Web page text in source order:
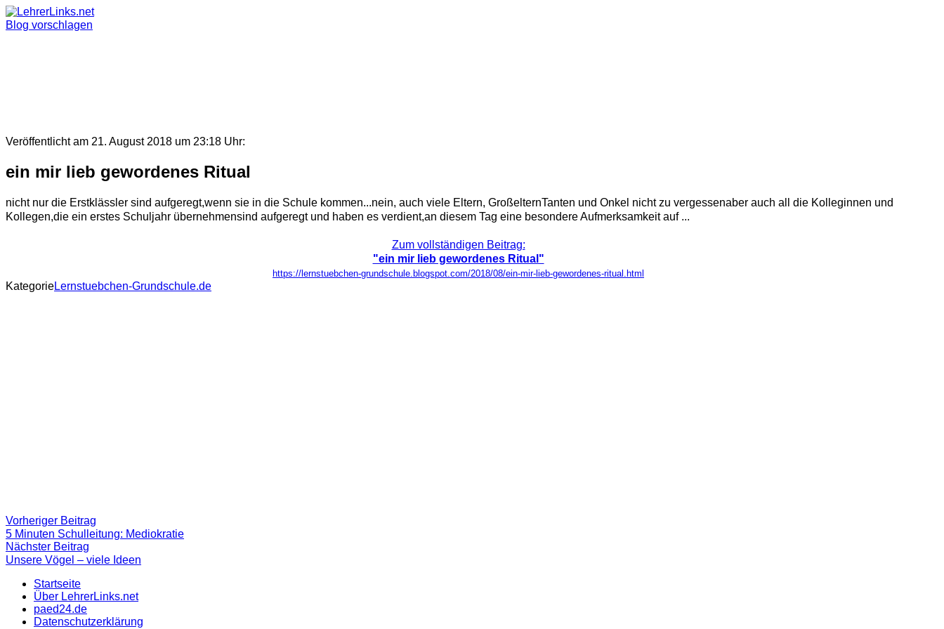
Skip
to
Blog vorschlagen
Veröffentlicht am 21. August 2018 um 23:18 Uhr:
ein mir lieb gewordenes Ritual
nicht nur die Erstklässler sind aufgeregt,wenn sie in die Schule kommen...nein, auch viele Eltern, GroßelternTanten und Onkel nicht zu vergessenaber auch all die Kolleginnen und
Kollegen,die ein erstes Schuljahr übernehmensind aufgeregt und haben es verdient,an diesem Tag eine besondere Aufmerksamkeit auf ...
Zum vollständigen Beitrag:
"ein mir lieb gewordenes Ritual"
https://lernstuebchen-grundschule.blogspot.com/2018/08/ein-mir-lieb-gewordenes-ritual.html
KategorieLernstuebchen-Grundschule.de
Beitragsnavigation
Vorheriger Beitrag
Beitrag:
5 Minuten Schulleitung: Mediokratie
Nächster Beitrag
Beitrag
Unsere Vögel – viele Ideen
Startseite
Über LehrerLinks.net
paed24.de
Datenschutzerklärung